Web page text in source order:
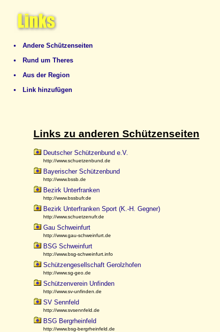
Andere Schützenseiten
Rund um Theres
Aus der Region
Link hinzufügen
Links zu anderen Schützenseiten
Deutscher Schützenbund e.V.
http://www.schuetzenbund.de
Bayerischer Schützenbund
http://www.bssb.de
Bezirk Unterfranken
http://www.bssbufr.de
Bezirk Unterfranken Sport (K.-H. Gegner)
http://www.schuetzenufr.de
Gau Schweinfurt
http://www.gau-schweinfurt.de
BSG Schweinfurt
http://www.bsg-schweinfurt.info
Schützengesellschaft Gerolzhofen
http://www.sg-geo.de
Schützenverein Unfinden
http://www.sv-unfinden.de
SV Sennfeld
http://www.svsennfeld.de
BSG Bergrheinfeld
http://www.bsg-bergrheinfeld.de